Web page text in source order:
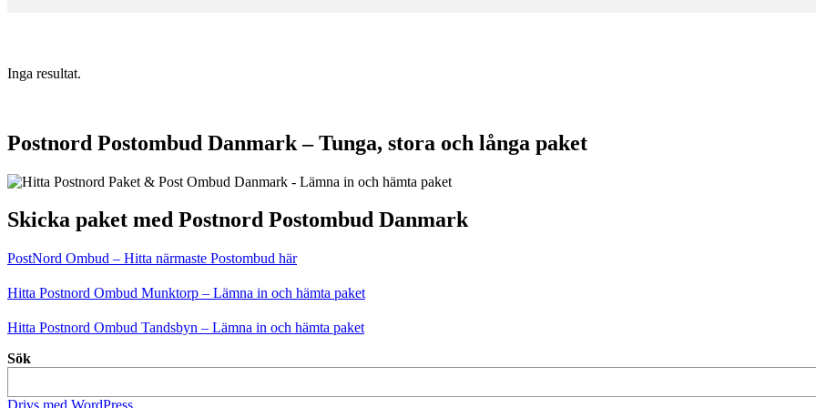
Inga resultat.
Postnord Postombud Danmark – Tunga, stora och långa paket
Skicka paket med Postnord Postombud Danmark
PostNord Ombud – Hitta närmaste Postombud här
Hitta Postnord Ombud Munktorp – Lämna in och hämta paket
Hitta Postnord Ombud Tandsbyn – Lämna in och hämta paket
Sök